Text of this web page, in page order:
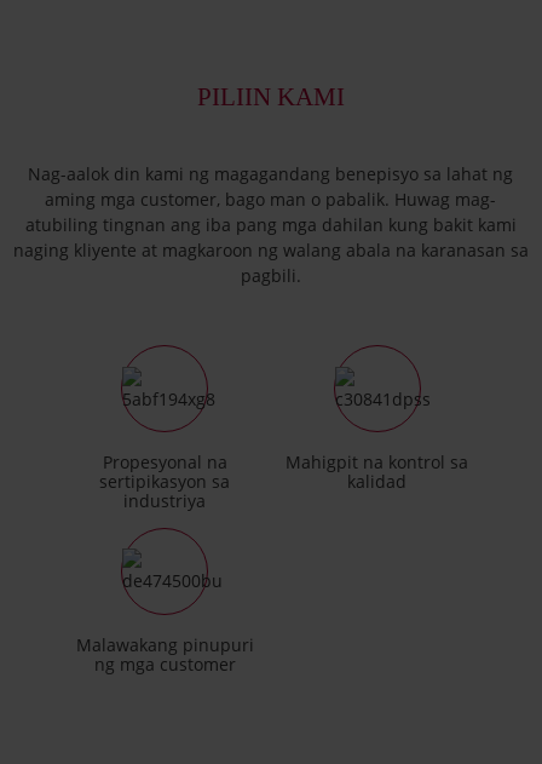
PILIIN KAMI
Nag-aalok din kami ng magagandang benepisyo sa lahat ng
aming mga customer, bago man o pabalik. Huwag mag-
atubiling tingnan ang iba pang mga dahilan kung bakit kami
naging kliyente at magkaroon ng walang abala na karanasan sa
pagbili.
Propesyonal na
sertipikasyon sa
industriya
Mahigpit na kontrol sa
kalidad
Malawakang pinupuri
ng mga customer